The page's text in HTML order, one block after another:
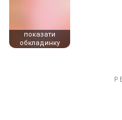
показати
обкладинку